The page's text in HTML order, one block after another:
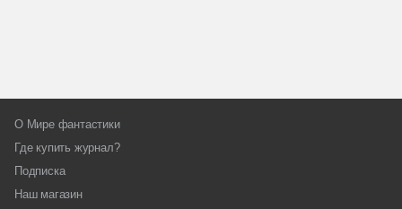
О Мире фантастики
Где купить журнал?
Подписка
Наш магазин